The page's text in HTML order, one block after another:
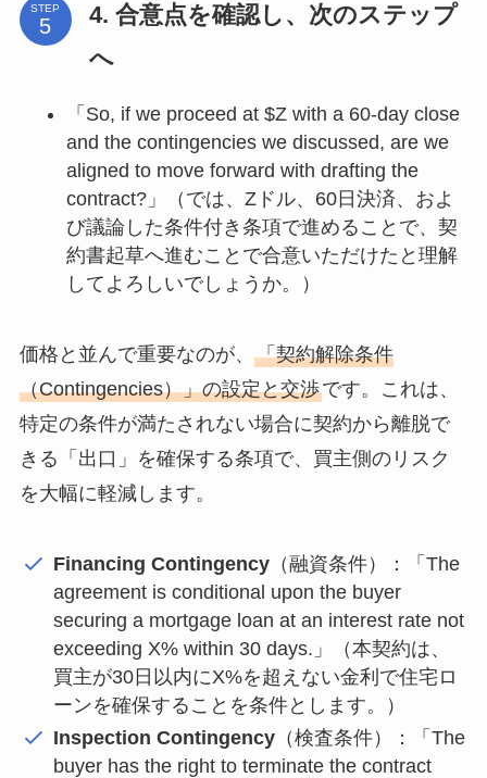
STEP
4. 合意点を確認し、次のステップ
へ
「So, if we proceed at $Z with a 60-day close
and the contingencies we discussed, are we
aligned to move forward with drafting the
contract?」（では、Zドル、60日決済、およ
び議論した条件付き条項で進めることで、契
約書起草へ進むことで合意いただけたと理解
してよろしいでしょうか。）
価格と並んで重要なのが、 「契約解除条件
（Contingencies）」の設定と交渉です。これは、
特定の条件が満たされない場合に契約から離脱で
きる「出口」を確保する条項で、買主側のリスク
を大幅に軽減します。
Financing Contingency （融資条件）：「The
agreement is conditional upon the buyer
securing a mortgage loan at an interest rate not
exceeding X% within 30 days.」（本契約は、
買主が30日以内にX%を超えない金利で住宅ロ
ーンを確保することを条件とします。）
Inspection Contingency （検査条件）：「The
buyer has the right to terminate the contract